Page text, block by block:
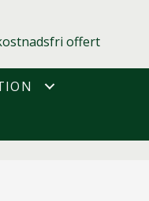
offert